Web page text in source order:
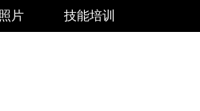
片 技能培训